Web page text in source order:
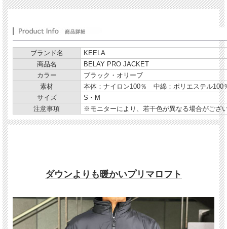
連ねており、プロユースなアイテムになっていま
ブランド名
KEELA
商品名
BELAY PRO JACKET
カラー
ブラック・オリーブ
素材
本体：ナイロン100％ 中綿：ポリエステル100
サイズ
S・M
注意事項
※モニターにより、若干色が異なる場合がござ
ダウンよりも暖かいプリマロフト